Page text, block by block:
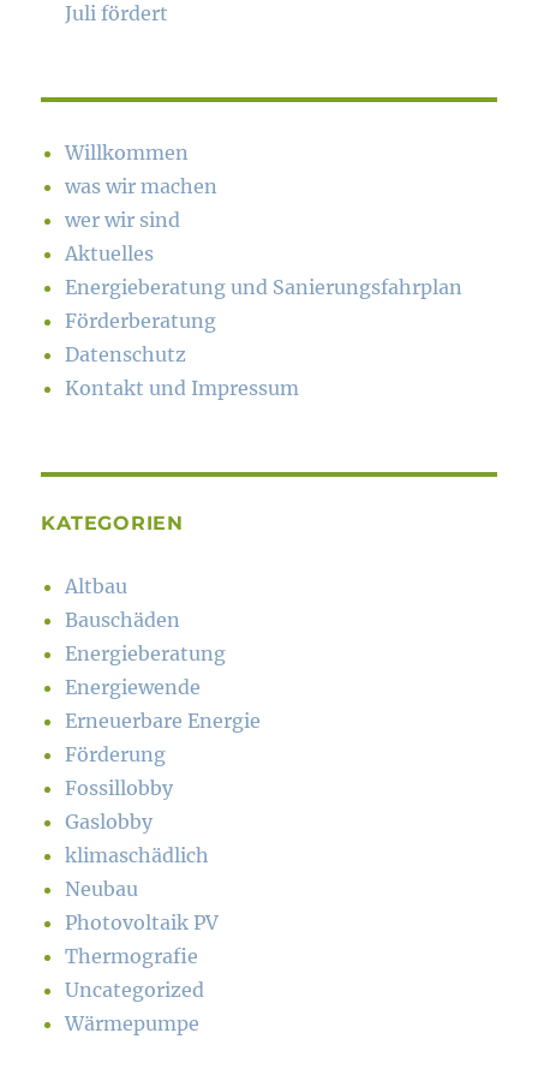
Juli fördert
Willkommen
was wir machen
wer wir sind
Aktuelles
Energieberatung und Sanierungsfahrplan
Förderberatung
Datenschutz
Kontakt und Impressum
KATEGORIEN
Altbau
Bauschäden
Energieberatung
Energiewende
Erneuerbare Energie
Förderung
Fossillobby
Gaslobby
klimaschädlich
Neubau
Photovoltaik PV
Thermografie
Uncategorized
Wärmepumpe